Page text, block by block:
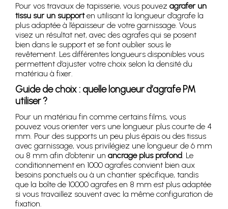
Pour vos travaux de tapisserie, vous pouvez agrafer un
tissu sur un supporten utilisant la longueur d’agrafe la
plus adaptée à l’épaisseur de votre garnissage. Vous
visez un résultat net, avec des agrafes qui se posent
bien dans le support et se font oublier sous le
revêtement. Les différentes longueurs disponibles vous
permettent d’ajuster votre choix selon la densité du
matériau à fixer.
Guide de choix : quelle longueur d’agrafe PM
utiliser ?
Pour un matériau fin comme certains films, vous
pouvez vous orienter vers une longueur plus courte de 4
mm. Pour des supports un peu plus épais ou des tissus
avec garnissage, vous privilégiez une longueur de 6 mm
ou 8 mm afin d’obtenir un ancrage plus profond . Le
conditionnement en 1000 agrafes convient bien aux
besoins ponctuels ou à un chantier spécifique, tandis
que la boîte de 10000 agrafes en 8 mm est plus adaptée
si vous travaillez souvent avec la même configuration de
fixation.